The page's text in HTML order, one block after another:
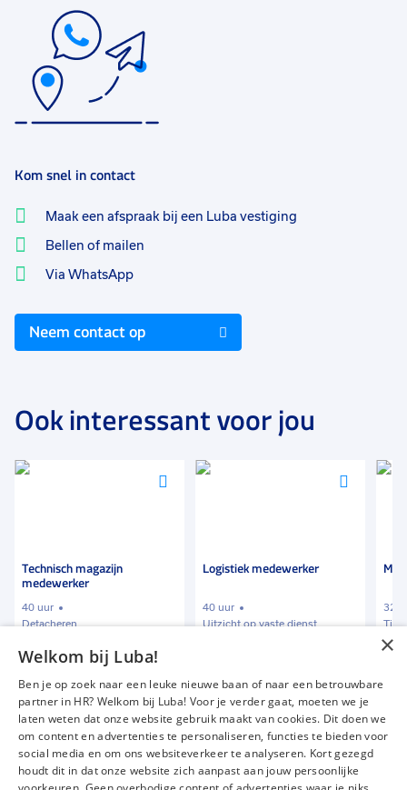
Kom snel in contact
Maak een afspraak bij een Luba vestiging
Bellen of mailen
Via WhatsApp
Neem contact op
Ook interessant voor jou
Voeg
Technisch magazijn
medewerker
40 uur
Detacheren
€ 1950-€ 2500 p.m.
Voeg
Logistiek medewerker
40 uur
Uitzicht op vaste dienst
32
€
Vacatures
Over ons
Werken bij Luba
Voor werkgevers
×
Welkom bij Luba!
Ben je op zoek naar een leuke nieuwe baan of naar een betrouwbare
partner in HR? Welkom bij Luba! Voor je verder gaat, moeten we je
laten weten dat onze website gebruik maakt van cookies. Dit doen we
om content en advertenties te personaliseren, functies te bieden voor
social media en om ons websiteverkeer te analyseren. Kort gezegd
houdt dit in dat onze website zich aanpast aan jouw persoonlijke